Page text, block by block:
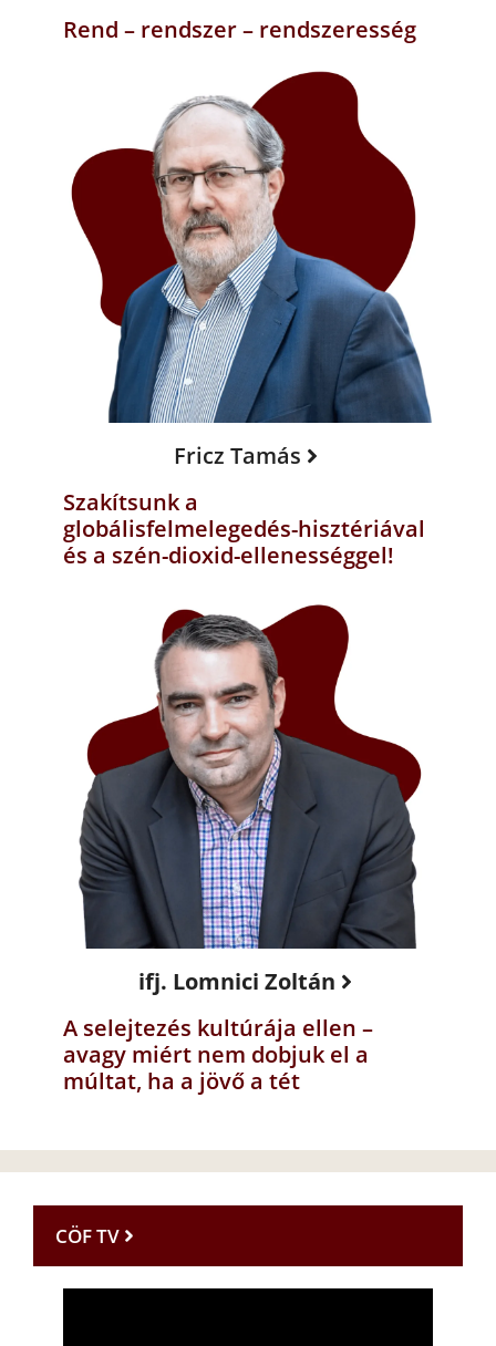
Rend – rendszer – rendszeresség
Fricz Tamás
Szakítsunk a
globálisfelmelegedés-hisztériával
és a szén-dioxid-ellenességgel!
ifj. Lomnici Zoltán
A selejtezés kultúrája ellen –
avagy miért nem dobjuk el a
múltat, ha a jövő a tét
CÖF TV